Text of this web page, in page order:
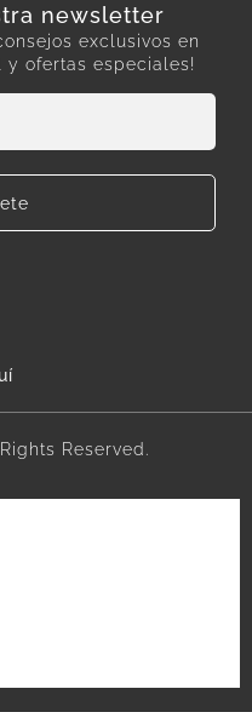
newsletter
exclusivos en
ofertas especiales!
Reserved.